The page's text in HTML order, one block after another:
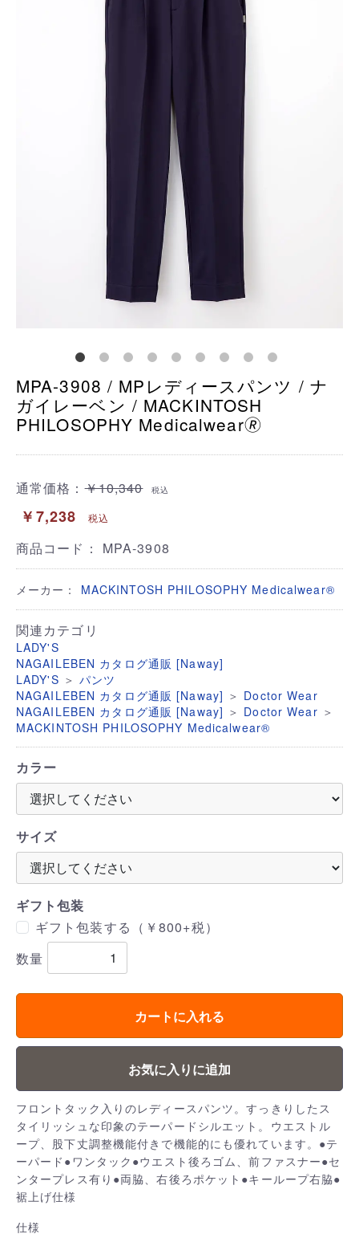
MPA-3908 / MPレディースパンツ / ナ
ガイレーベン / MACKINTOSH
PHILOSOPHY Medicalwear🄬
通常価格：￥10,340 税込
￥7,238 税込
商品コード： MPA-3908
メーカー： MACKINTOSH PHILOSOPHY Medicalwear®
関連カテゴリ
LADY'S
NAGAILEBEN カタログ通販 [Naway]
LADY'S ＞ パンツ
NAGAILEBEN カタログ通販 [Naway] ＞ Doctor Wear
NAGAILEBEN カタログ通販 [Naway] ＞ Doctor Wear ＞
MACKINTOSH PHILOSOPHY Medicalwear®
カラー
サイズ
ギフト包装
ギフト包装する（￥800+税）
数量
カートに入れる
お気に入りに追加
フロントタック入りのレディースパンツ。すっきりしたス
タイリッシュな印象のテーパードシルエット。ウエストル
ープ、股下丈調整機能付きで機能的にも優れています。●テ
ーパード●ワンタック●ウエスト後ろゴム、前ファスナー●セ
ンタープレス有り●両脇、右後ろポケット●キーループ右脇●
裾上げ仕様
仕様